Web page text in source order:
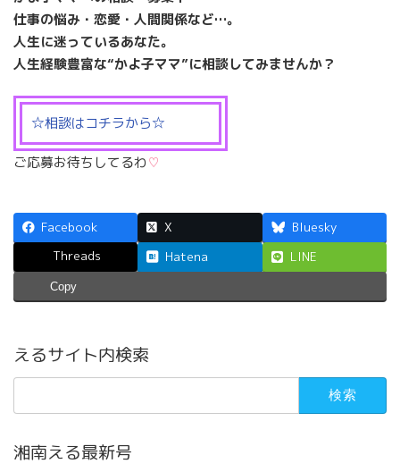
仕事の悩み・恋愛・人間関係など…。
人生に迷っているあなた。
人生経験豊富な“かよ子ママ”に相談してみませんか？
☆相談はコチラから☆
ご応募お待ちしてるわ♡
Facebook X
Bluesky
Threads
Hatena LINE
Copy
えるサイト内検索
検
湘南える最新号